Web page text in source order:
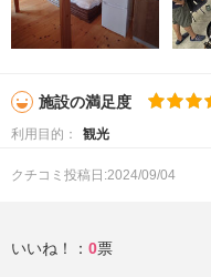
施設の満足度
利用目的： 観光
クチコミ投稿日:2024/09/04
いいね！： 0票